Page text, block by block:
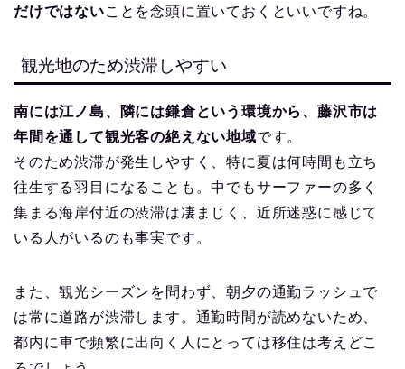
だけではないことを念頭に置いておくといいですね。
観光地のため渋滞しやすい
南には江ノ島、隣には鎌倉という環境から、藤沢市は
年間を通して観光客の絶えない地域です。
そのため渋滞が発生しやすく、特に夏は何時間も立ち
往生する羽目になることも。中でもサーファーの多く
集まる海岸付近の渋滞は凄まじく、近所迷惑に感じて
いる人がいるのも事実です。
また、観光シーズンを問わず、朝夕の通勤ラッシュで
は常に道路が渋滞します。通勤時間が読めないため、
都内に車で頻繁に出向く人にとっては移住は考えどこ